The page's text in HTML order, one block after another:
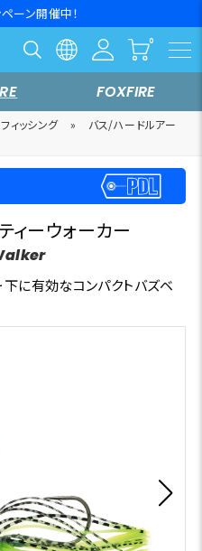
ーン開催中！
FOXFIRE
ィッシング »
バス/ハードルアー
ィーウォーカー
に有効なコンパクトバズベ